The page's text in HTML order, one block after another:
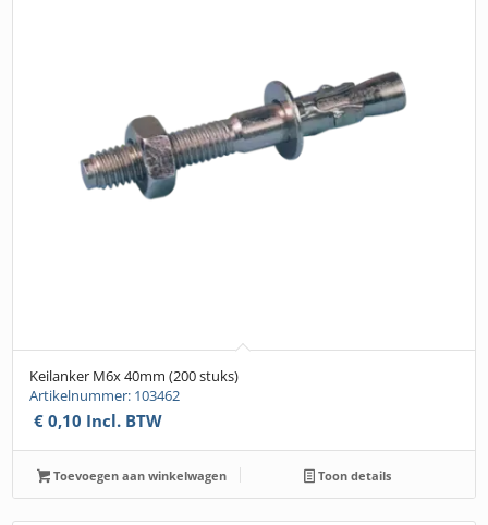
Keilanker M6x 40mm (200 stuks)
Artikelnummer: 103462
€ 0,10 Incl. BTW
Toevoegen aan winkelwagen Toon details